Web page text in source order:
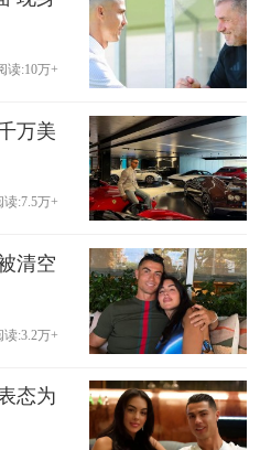
读:10万+
万美
读:7.5万+
清空
读:3.2万+
态为